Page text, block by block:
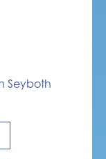
Seyboth